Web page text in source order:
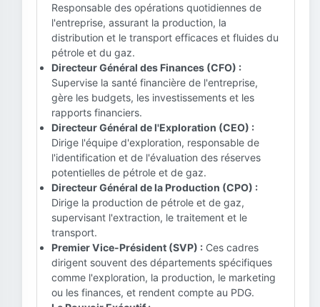
Responsable des opérations quotidiennes de
l'entreprise, assurant la production, la
distribution et le transport efficaces et fluides du
pétrole et du gaz.
Directeur Général des Finances (CFO) :
Supervise la santé financière de l'entreprise,
gère les budgets, les investissements et les
rapports financiers.
Directeur Général de l'Exploration (CEO) :
Dirige l'équipe d'exploration, responsable de
l'identification et de l'évaluation des réserves
potentielles de pétrole et de gaz.
Directeur Général de la Production (CPO) :
Dirige la production de pétrole et de gaz,
supervisant l'extraction, le traitement et le
transport.
Premier Vice-Président (SVP) : Ces cadres
dirigent souvent des départements spécifiques
comme l'exploration, la production, le marketing
ou les finances, et rendent compte au PDG.